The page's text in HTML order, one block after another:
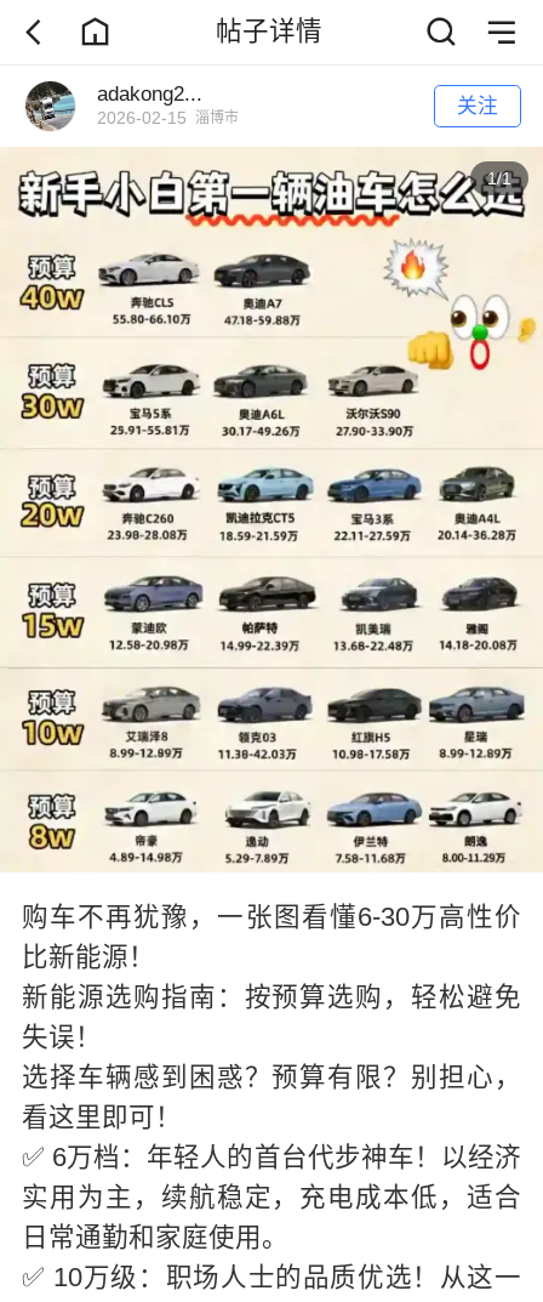
帖子详情
adakong2...
2026-02-15 淄博市 关注
1/1
购车不再犹豫，一张图看懂6-30万高性价
比新能源！
新能源选购指南：按预算选购，轻松避免
失误！
选择车辆感到困惑？预算有限？别担心，
看这里即可！
✅ 6万档：年轻人的首台代步神车！以经济
实用为主，续航稳定，充电成本低，适合
日常通勤和家庭使用。
✅ 10万级：职场人士的品质优选！从这一